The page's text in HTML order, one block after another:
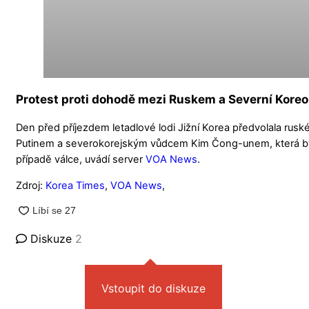
Protest proti dohodě mezi Ruskem a Severní
Den před příjezdem letadlové lodi Jižní Korea předvolala
Putinem a severokorejským vůdcem Kim Čong-unem, která
případě válce, uvádí server VOA News.
Zdroj: Korea Times, VOA News,
Diskuze 2
Vstoupit do diskuze